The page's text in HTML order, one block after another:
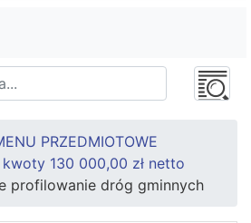
PRZEDMIOTOWE
130 000,00 zł netto
profilowanie dróg gminnych